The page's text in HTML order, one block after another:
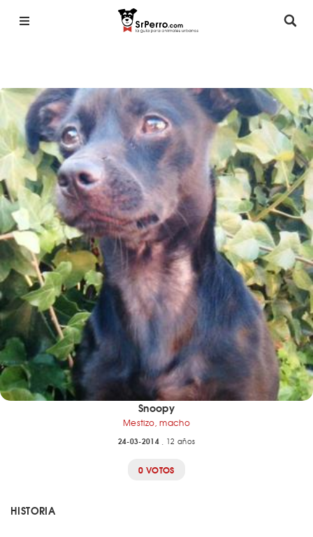
Snoopy
Mestizo, macho
24-03-2014 , 12 años
0 VOTOS
HISTORIA